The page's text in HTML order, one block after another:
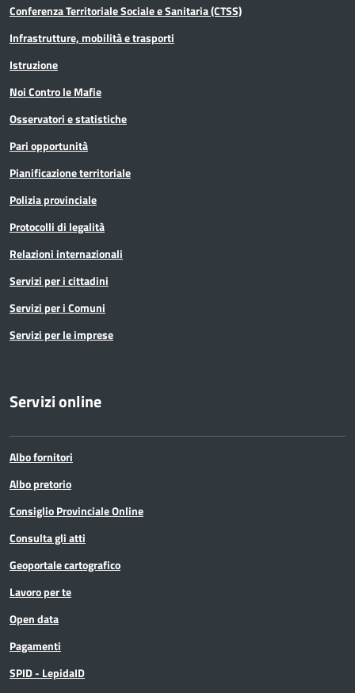
Conferenza Territoriale Sociale e Sanitaria (CTSS)
Infrastrutture, mobilità e trasporti
Istruzione
Noi Contro le Mafie
Osservatori e statistiche
Pari opportunità
Pianificazione territoriale
Polizia provinciale
Protocolli di legalità
Relazioni internazionali
Servizi per i cittadini
Servizi per i Comuni
Servizi per le imprese
Servizi online
Albo fornitori
Albo pretorio
Consiglio Provinciale Online
Consulta gli atti
Geoportale cartografico
Lavoro per te
Open data
Pagamenti
SPID - LepidaID